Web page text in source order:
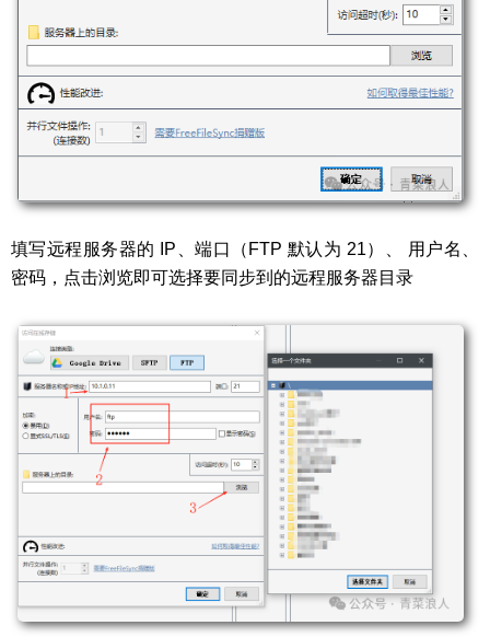
填写远程服务器的 IP、端口（FTP 默认为 21）、 用户名、
密码，点击浏览即可选择要同步到的远程服务器目录